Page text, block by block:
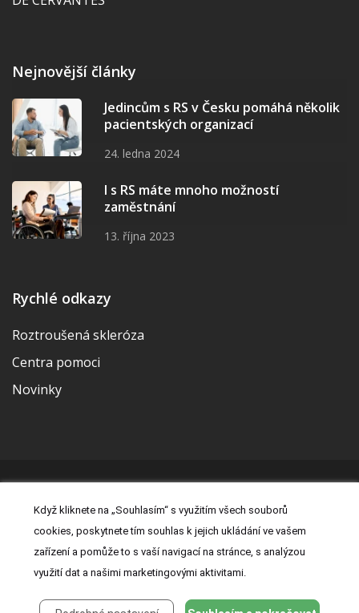
Nejnovější články
Jedincům s RS v Česku pomáhá několik
pacientských organizací
24. ledna 2024
I s RS máte mnoho možností
zaměstnání
13. října 2023
Rychlé odkazy
Roztroušená skleróza
Centra pomoci
Novinky
Právní prohlášení|Prohlášení o cookies|Nastavení cookies
Kontakt|Zásady zpracování osobních údajů
Když kliknete na „Souhlasím“ s využitím všech souborů
cookies, poskytnete tím souhlas k jejich ukládání ve vašem
zařízení a pomůže to s vaší navigací na stránce, s analýzou
využití dat a našimi marketingovými aktivitami.